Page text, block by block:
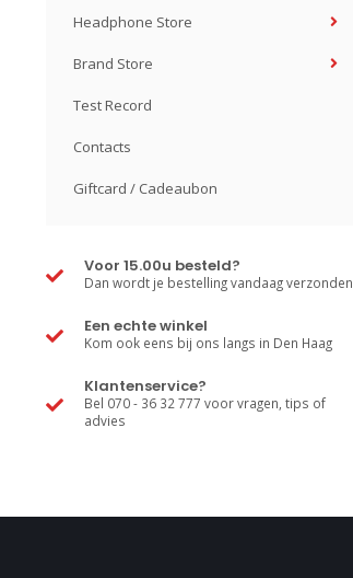
Headphone Store
Brand Store
Test Record
Contacts
Giftcard / Cadeaubon
Voor 15.00u besteld?
Dan wordt je bestelling vandaag verzonden
Een echte winkel
Kom ook eens bij ons langs in Den Haag
Klantenservice?
Bel 070 - 36 32 777 voor vragen, tips of
advies